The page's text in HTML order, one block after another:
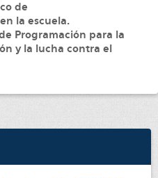
de
la escuela.
Programación para la
y la lucha contra el